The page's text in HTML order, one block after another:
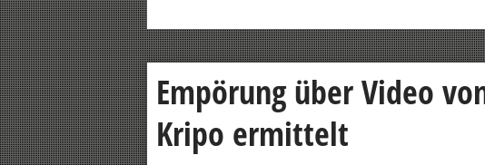
Empörung über Video
Kripo ermittelt